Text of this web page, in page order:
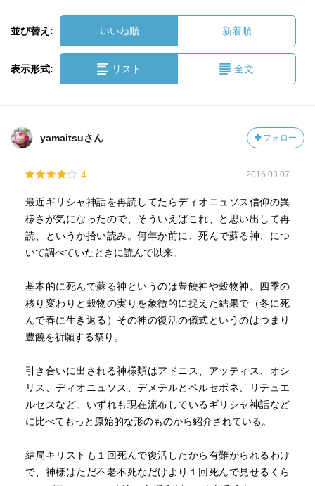
並び替え: いいね順 新着順
表示形式: リスト 全文
yamaitsuさん フォロー
4 2016.03.07
最近ギリシャ神話を再読してたらディオニュソス信仰の異
様さが気になったので、そういえばこれ、と思い出して再
読、というか拾い読み。何年か前に、死んで蘇る神、につ
いて調べていたときに読んで以来。
基本的に死んで蘇る神というのは豊饒神や穀物神。四季の
移り変わりと穀物の実りを象徴的に捉えた結果で（冬に死
んで春に生き返る）その神の復活の儀式というのはつまり
豊饒を祈願する祭り。
引き合いに出される神様類はアドニス、アッティス、オシ
リス、ディオニュソス、デメテルとペルセポネ、リテュエ
ルセスなど。いずれも現在流布しているギリシャ神話など
に比べてもっと原始的な形のものから紹介されている。
結局キリストも１回死んで復活したから有難がられるわけ
で、神様はただ不老不死なだけより１回死んで見せるくら